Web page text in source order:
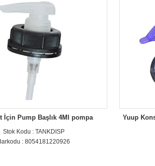
İçin Pump Başlık 4Ml pompa
Stok Kodu : TANKDISP
: 8054181220926
Yuup